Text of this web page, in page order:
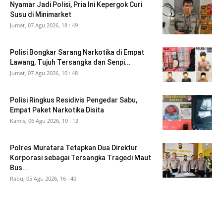
Nyamar Jadi Polisi, Pria Ini Kepergok Curi
Susu di Minimarket
Jumat, 07 Agu 2026, 18 : 49
Polisi Bongkar Sarang Narkotika di Empat
Lawang, Tujuh Tersangka dan Senpi...
Jumat, 07 Agu 2026, 10 : 48
Polisi Ringkus Residivis Pengedar Sabu,
Empat Paket Narkotika Disita
Kamis, 06 Agu 2026, 19 : 12
Polres Muratara Tetapkan Dua Direktur
Korporasi sebagai Tersangka Tragedi Maut
Bus...
Rabu, 05 Agu 2026, 16 : 40